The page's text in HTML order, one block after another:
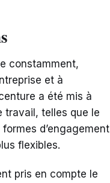
constamment,
et à
a été mis à
travail, telles que le
d’engagement
flexibles.
pris en compte le